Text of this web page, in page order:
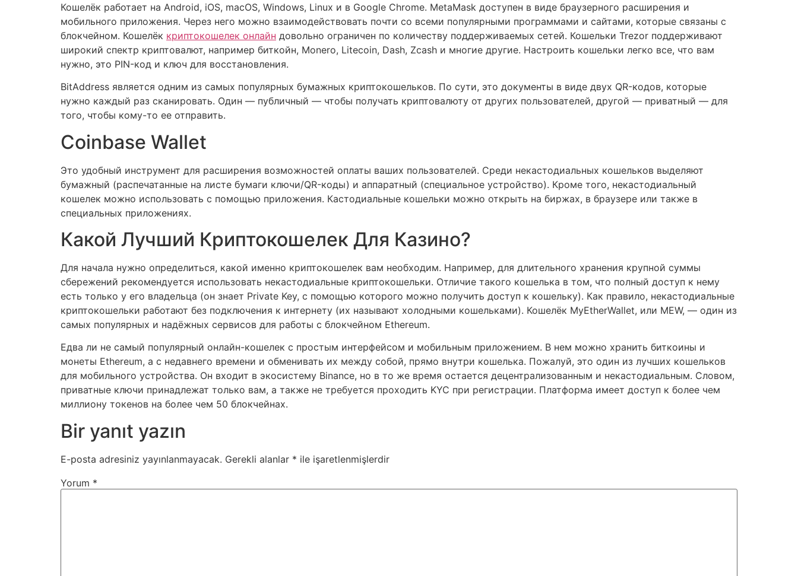
Кошелёк работает на Android, iOS, macOS, Windows, Linux и в Google Chrome. MetaMask доступен в виде браузерного расширения и
мобильного приложения. Через него можно взаимодействовать почти со всеми популярными программами и сайтами, которые связаны с
блокчейном. Кошелёк криптокошелек онлайн довольно ограничен по количеству поддерживаемых сетей. Кошельки Trezor поддерживают
широкий спектр криптовалют, например биткойн, Monero, Litecoin, Dash, Zcash и многие другие. Настроить кошельки легко все, что вам
нужно, это PIN-код и ключ для восстановления.
BitAddress является одним из самых популярных бумажных криптокошельков. По сути, это документы в виде двух QR-кодов, которые
нужно каждый раз сканировать. Один — публичный — чтобы получать криптовалюту от других пользователей, другой — приватный — для
того, чтобы кому-то ее отправить.
Coinbase Wallet
Это удобный инструмент для расширения возможностей оплаты ваших пользователей. Среди некастодиальных кошельков выделяют
бумажный (распечатанные на листе бумаги ключи/QR-коды) и аппаратный (специальное устройство). Кроме того, некастодиальный
кошелек можно использовать с помощью приложения. Кастодиальные кошельки можно открыть на биржах, в браузере или также в
специальных приложениях.
Какой Лучший Криптокошелек Для Казино?
Для начала нужно определиться, какой именно криптокошелек вам необходим. Например, для длительного хранения крупной суммы
сбережений рекомендуется использовать некастодиальные криптокошельки. Отличие такого кошелька в том, что полный доступ к нему
есть только у его владельца (он знает Private Key, с помощью которого можно получить доступ к кошельку). Как правило, некастодиальные
криптокошельки работают без подключения к интернету (их называют холодными кошельками). Кошелёк MyEtherWallet, или MEW, — один из
самых популярных и надёжных сервисов для работы с блокчейном Ethereum.
Едва ли не самый популярный онлайн-кошелек c простым интерфейсом и мобильным приложением. В нем можно хранить биткоины и
монеты Ethereum, а с недавнего времени и обменивать их между собой, прямо внутри кошелька. Пожалуй, это один из лучших кошельков
для мобильного устройства. Он входит в экосистему Binance, но в то же время остается децентрализованным и некастодиальным. Словом,
приватные ключи принадлежат только вам, а также не требуется проходить KYC при регистрации. Платформа имеет доступ к более чем
миллиону токенов на более чем 50 блокчейнах.
Bir yanıt yazın
E-posta adresiniz yayınlanmayacak. Gerekli alanlar * ile işaretlenmişlerdir
Yorum *